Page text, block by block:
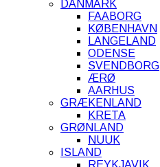
DANMARK
FAABORG
KØBENHAVN
LANGELAND
ODENSE
SVENDBORG
ÆRØ
AARHUS
GRÆKENLAND
KRETA
GRØNLAND
NUUK
ISLAND